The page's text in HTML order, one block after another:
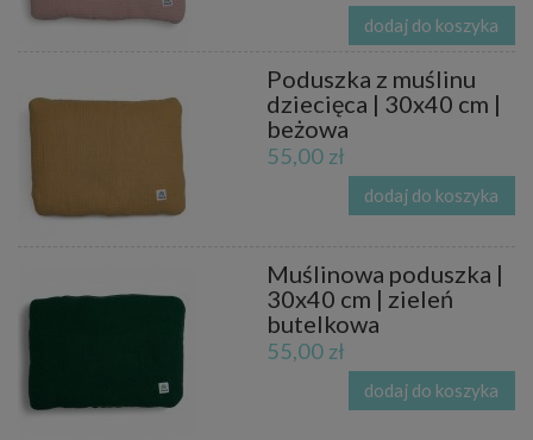
dodaj do koszyka
Poduszka z muślinu
dziecięca | 30x40 cm |
beżowa
55,00 zł
dodaj do koszyka
Muślinowa poduszka |
30x40 cm | zieleń
butelkowa
55,00 zł
dodaj do koszyka